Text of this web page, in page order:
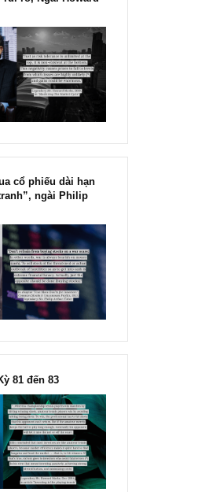
82], 36/36 trang,
phát hành!!
thái độ của đám